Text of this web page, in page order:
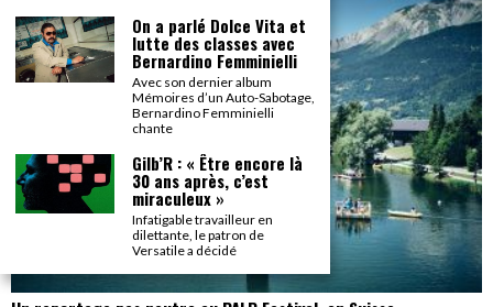
On a parlé Dolce Vita et
lutte des classes avec
Bernardino Femminielli
Avec son dernier album
Mémoires d’un Auto-Sabotage,
Bernardino Femminielli
chante
Gilb’R : « Être encore là
30 ans après, c’est
miraculeux »
Infatigable travailleur en
dilettante, le patron de
Versatile a décidé